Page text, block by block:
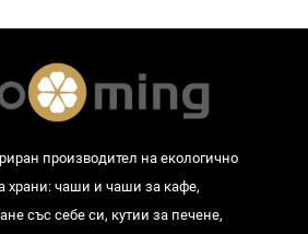
производител на екологично
храни: чаши и чаши за кафе,
със себе си, кутии за печене,